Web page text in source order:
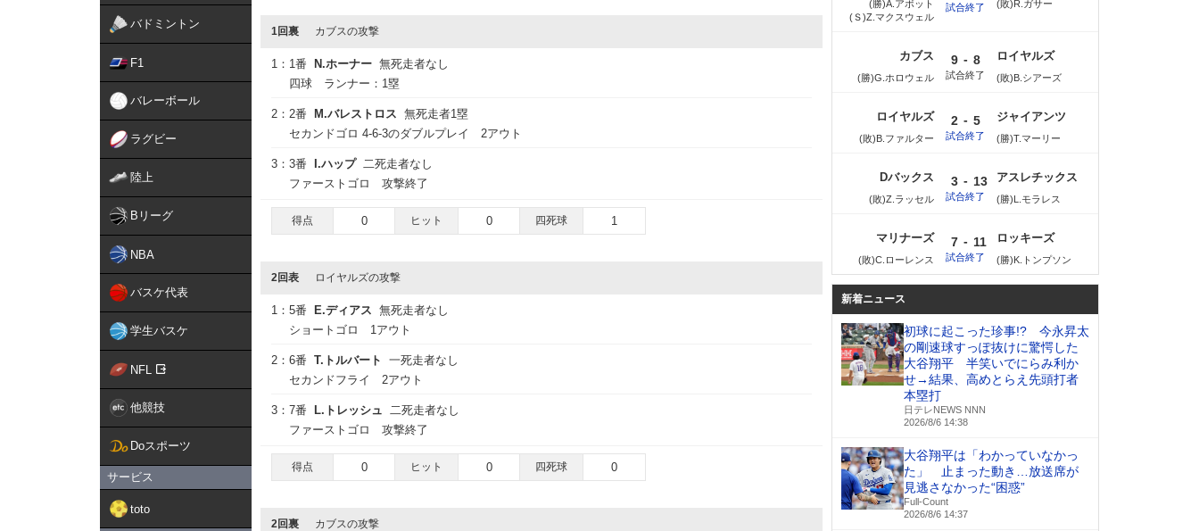
バドミントン
F1
バレーボール
ラグビー
陸上
Bリーグ
NBA
バスケ代表
学生バスケ
NFL
他競技
Doスポーツ
サービス
toto
1回裏 カブスの攻撃
1： 1番 N.ホーナー 無死走者なし
四球 ランナー：1塁
2： 2番 M.バレストロス 無死走者1塁
セカンドゴロ 4-6-3のダブルプレイ 2アウト
3： 3番 I.ハップ 二死走者なし
ファーストゴロ 攻撃終了
得点 0 ヒット 0 四死球 1
2回表 ロイヤルズの攻撃
1： 5番 E.ディアス 無死走者なし
ショートゴロ 1アウト
2： 6番 T.トルバート
一死走者なし
セカンドフライ 2アウト
3： 7番 L.トレッシュ 二死走者なし
ファーストゴロ 攻撃終了
得点 0 ヒット 0 四死球 0
2回裏 カブスの攻撃
(勝)A.アボット
(Ｓ)Z.マクスウェル
試合終了 (敗)R.ガサー
カブス
(勝)G.ホロウェル
9 - 8
試合終了
ロイヤルズ
(敗)B.シアーズ
ロイヤルズ
(敗)B.ファルター
2 - 5
試合終了
ジャイアンツ
(勝)T.マーリー
Dバックス
(敗)Z.ラッセル
3 - 13
試合終了
アスレチックス
(勝)L.モラレス
マリナーズ
(敗)C.ローレンス
7 - 11
試合終了
ロッキーズ
(勝)K.トンプソン
新着ニュース
初球に起こった珍事!? 今永昇太
の剛速球すっぽ抜けに驚愕した
大谷翔平 半笑いでにらみ利か
せ→結果、高めとらえ先頭打者
本塁打
日テレNEWS NNN
2026/8/6 14:38
大谷翔平は「わかっていなかっ
た」 止まった動き…放送席が
見逃さなかった“困惑”
Full-Count
2026/8/6 14:37